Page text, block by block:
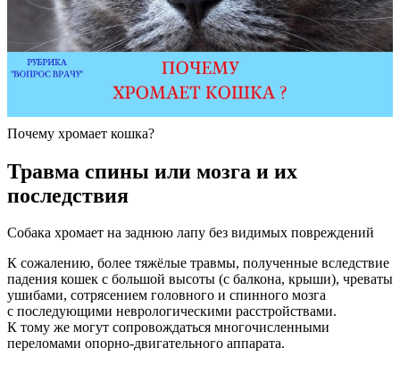
Почему хромает кошка?
Травма спины или мозга и их
последствия
Собака хромает на заднюю лапу без видимых повреждений
К сожалению, более тяжёлые травмы, полученные вследствие
падения кошек с большой высоты (с балкона, крыши), чреваты
ушибами, сотрясением головного и спинного мозга
с последующими неврологическими расстройствами.
К тому же могут сопровождаться многочисленными
переломами опорно-двигательного аппарата.